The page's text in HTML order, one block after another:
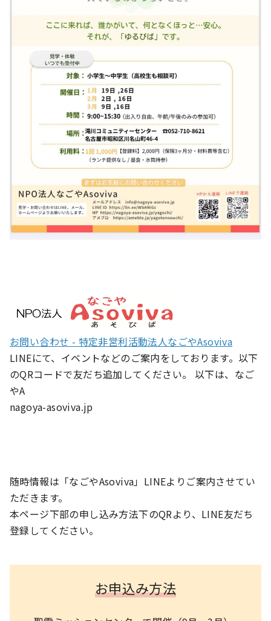
お問い合わせ - 特定非営利活動法人なごやAsoviva
LINEにて、イベントなどのご案内をしております。以下
のQRコードで友だち追加してください。 以下は、なご
やA
nagoya-asoviva.jp
随時情報は「なごやAsoviva」LINEよりご案内させてい
ただきます。
本ページ下部の申し込み方法下のQRより、LINE友だち
登録してください。
お申込み方法